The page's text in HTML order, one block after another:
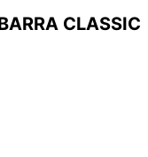
CLASSIC